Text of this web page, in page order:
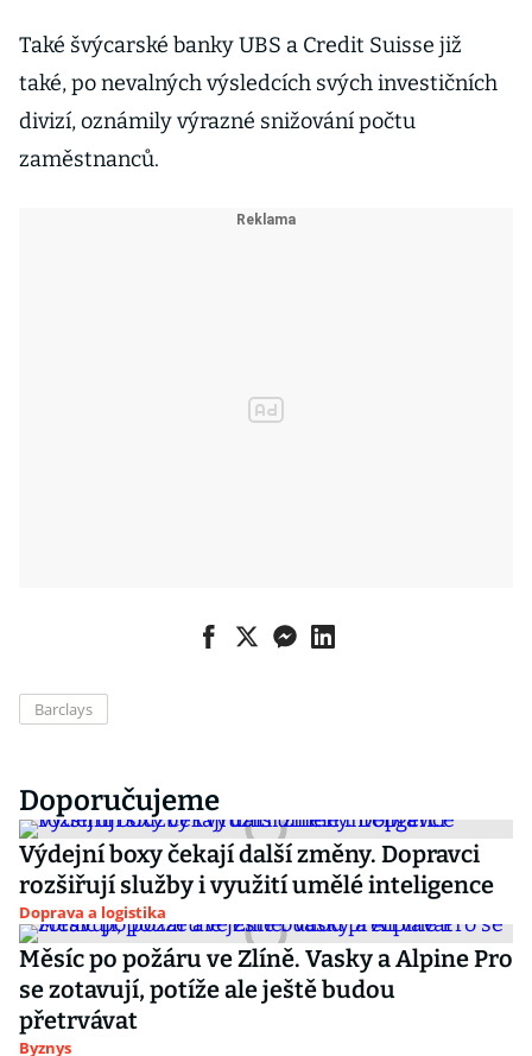
Také švýcarské banky UBS a Credit Suisse již
také, po nevalných výsledcích svých investičních
divizí, oznámily výrazné snižování počtu
zaměstnanců.
Barclays
Doporučujeme
Výdejní boxy čekají další změny. Dopravci
rozšiřují služby i využití umělé inteligence
Doprava a logistika
Měsíc po požáru ve Zlíně. Vasky a Alpine Pro
se zotavují, potíže ale ještě budou
přetrvávat
Byznys